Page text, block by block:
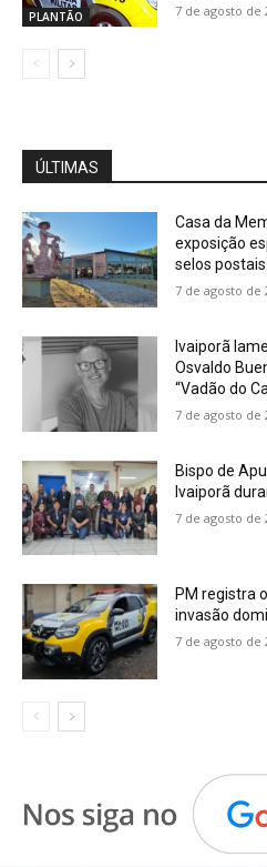
PLANTÃO 7 de agosto de
ÚLTIMAS
Casa da
exposição
selos
7 de agosto de
Ivaiporã
Osvaldo
“Vadão do
7 de agosto de
Bispo de
Ivaiporã
7 de agosto de
PM registra
invasão
7 de agosto de